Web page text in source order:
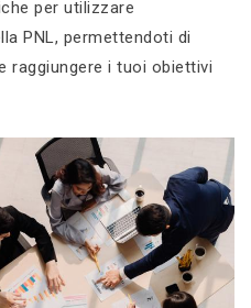
per utilizzare
PNL, permettendoti di
raggiungere i tuoi obiettivi